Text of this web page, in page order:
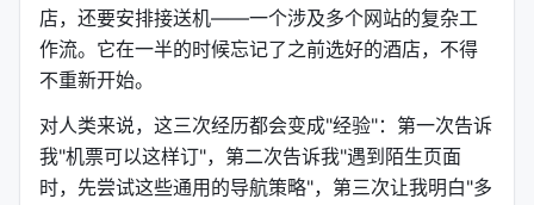
店，还要安排接送机——一个涉及多个网站的复杂工
作流。它在一半的时候忘记了之前选好的酒店，不得
不重新开始。
对人类来说，这三次经历都会变成"经验"：第一次告诉
我"机票可以这样订"，第二次告诉我"遇到陌生页面
时，先尝试这些通用的导航策略"，第三次让我明白"多